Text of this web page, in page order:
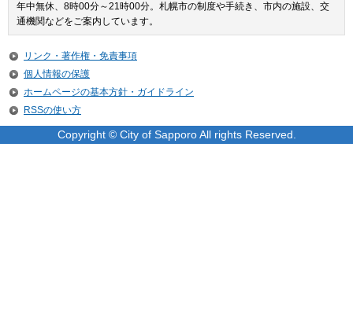
年中無休、8時00分～21時00分。札幌市の制度や手続き、市内の施設、交
通機関などをご案内しています。
リンク・著作権・免責事項
個人情報の保護
ホームページの基本方針・ガイドライン
RSSの使い方
Copyright © City of Sapporo All rights Reserved.